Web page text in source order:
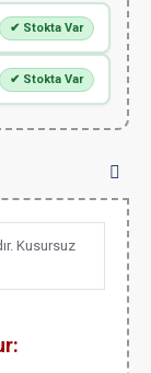
✔ Stokta Var
✔ Stokta Var
Kusursuz